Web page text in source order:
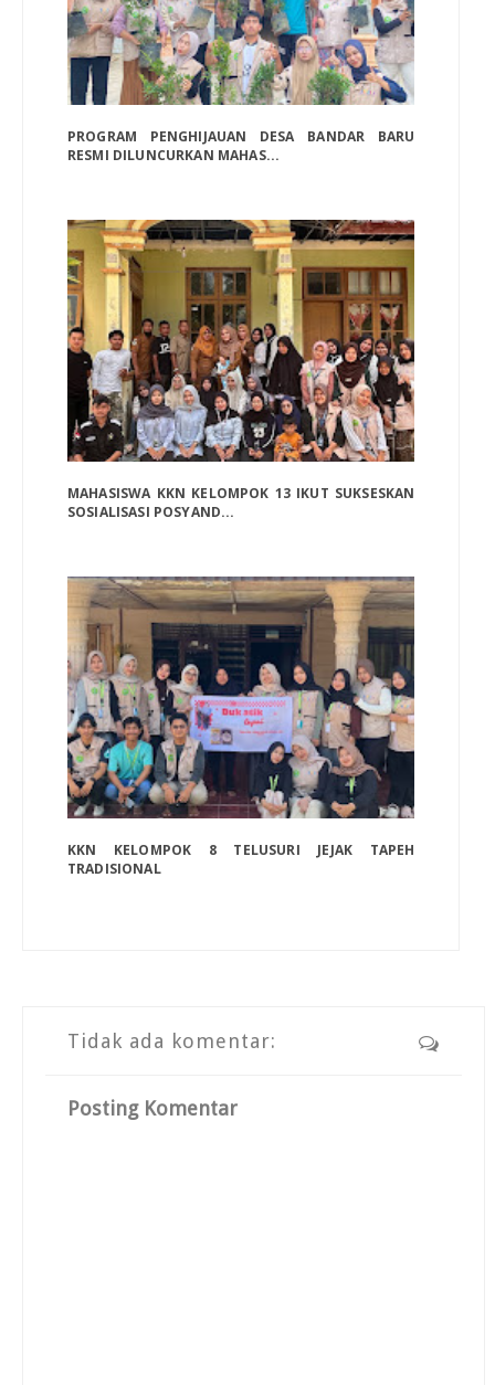
PROGRAM PENGHIJAUAN DESA BANDAR BARU
RESMI DILUNCURKAN MAHAS...
MAHASISWA KKN KELOMPOK 13 IKUT SUKSESKAN
SOSIALISASI POSYAND...
KKN KELOMPOK 8 TELUSURI JEJAK TAPEH
TRADISIONAL
Tidak ada komentar:
Posting Komentar